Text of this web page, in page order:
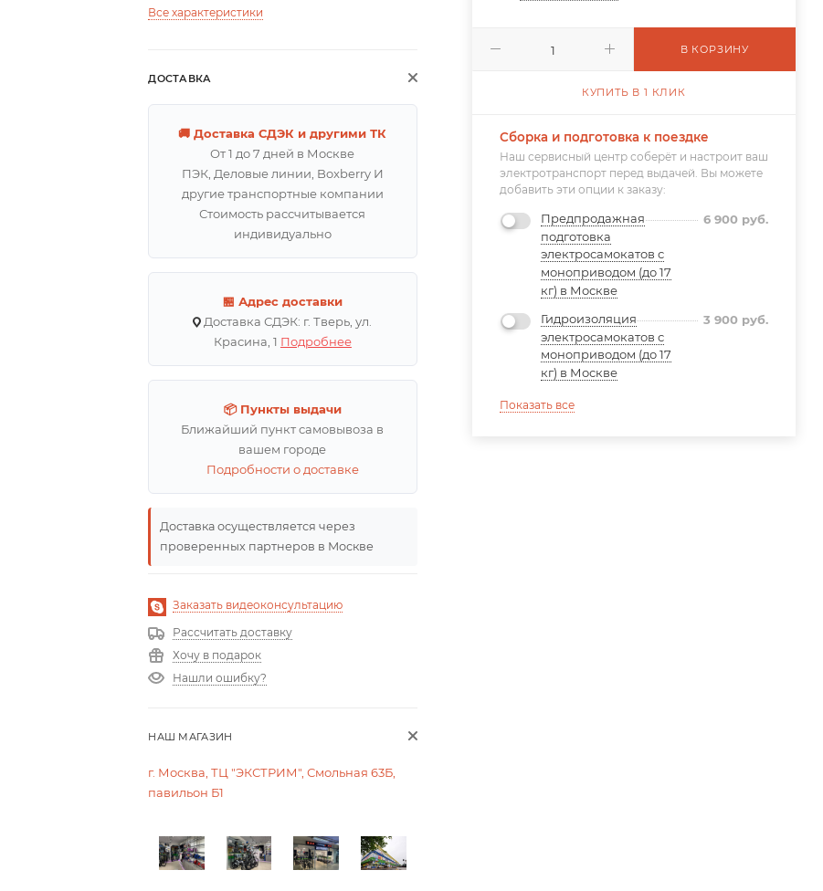
Все характеристики
ДОСТАВКА
🚚 Доставка СДЭК и другими ТК
От 1 до 7 дней в Москве
ПЭК, Деловые линии, Boxberry И
другие транспортные компании
Стоимость рассчитывается
индивидуально
🏪 Адрес доставки
Доставка СДЭК: г. Тверь, ул.
Красина, 1 Подробнее
📦 Пункты выдачи
Ближайший пункт самовывоза в
вашем городе
Подробности о доставке
Доставка осуществляется через
проверенных партнеров в Москве
Заказать видеоконсультацию
Рассчитать доставку
Хочу в подарок
Нашли ошибку?
НАШ МАГАЗИН
г. Москва, ТЦ "ЭКСТРИМ", Смольная 63Б,
павильон Б1
В КОРЗИНУ
КУПИТЬ В 1 КЛИК
Сборка и подготовка к поездке
Наш сервисный центр соберёт и настроит ваш
электротранспорт перед выдачей. Вы можете
добавить эти опции к заказу:
Предпродажная
подготовка
электросамокатов с
моноприводом (до 17
кг) в Москве
6 900руб.
Гидроизоляция
электросамокатов с
моноприводом (до 17
кг) в Москве
3 900руб.
Показать все